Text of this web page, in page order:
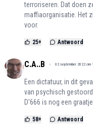
terroriseren. Dat doen
maffiaorganisatie. Het
voor.
25+ Antwoord
C.A..B 02 september 2022 om
Een dictatuur, in dit
van psychisch
D'666 is nog een
58+ Antwoord